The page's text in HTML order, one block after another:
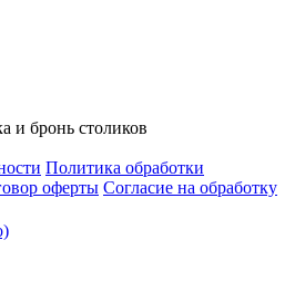
и бронь столиков
Политика обработки
оферты Согласие на обработку